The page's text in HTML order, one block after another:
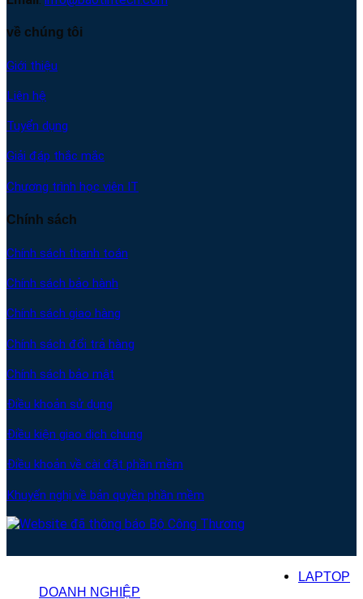
về chúng tôi
Giới thiệu
Liên hệ
Tuyển dụng
Giải đáp thắc mắc
Chương trình học viên IT
Chính sách
Chính sách thanh toán
Chính sách bảo hành
Chính sách giao hàng
Chính sách đổi trả hàng
Chính sách bảo mật
Điều khoản sử dụng
Điều kiện giao dịch chung
Điều khoản về cài đặt phần mềm
Khuyến nghị về bản quyền phần mềm
LAPTOP
DOANH NGHIỆP